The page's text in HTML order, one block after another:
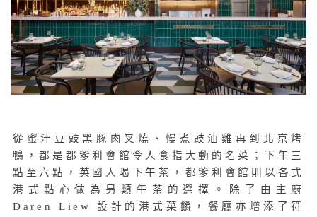
從蜜汁豆豉黑豚肉叉燒、慢煮豉油雞再到北京烤
鴨，都是都爹利會館令人食指大動的名菜；下午三
點至六點，英國人喝下午茶，都爹利會館則以各式
港式點心做為另類午茶的選擇。除了由主廚
Daren Liew 設計的港式菜餚，餐廳亦增添了符